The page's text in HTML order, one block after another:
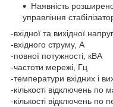
Наявність
управління
-вхідної та вихідної
-вхідного струму, А
-повної потужності, кВА
-частоти мережі, Гц
-температури вхідних і
-кількості відключень по
-кількості відключень по